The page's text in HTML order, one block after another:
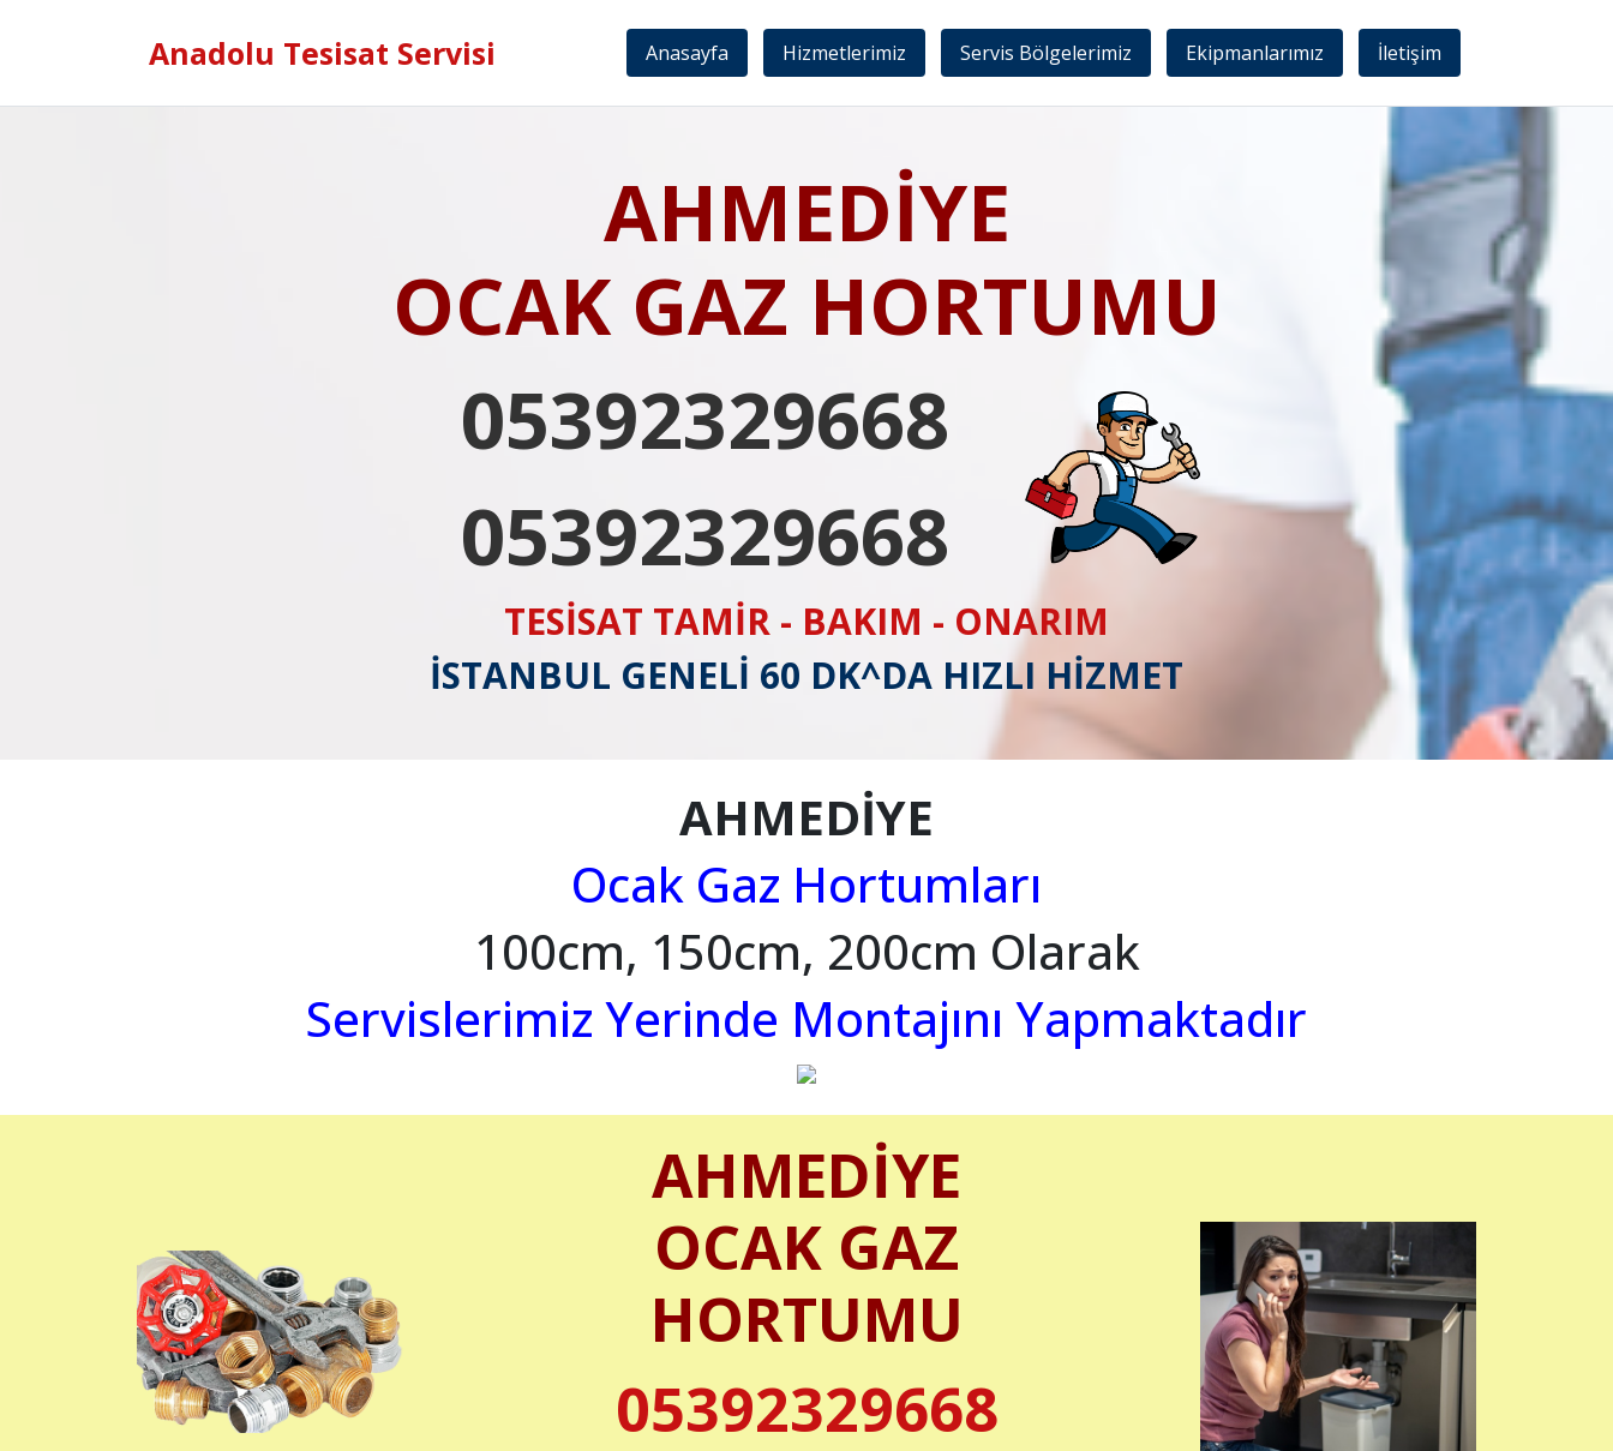
Anadolu Tesisat Servisi Anasayfa Hizmetlerimiz Servis Bölgelerimiz Ekipmanlarımız İletişim
AHMEDİYE
OCAK GAZ HORTUMU
05392329668
05392329668
TESİSAT TAMİR - BAKIM - ONARIM
İSTANBUL GENELİ 60 DK^DA HIZLI HİZMET
AHMEDİYE
Ocak Gaz Hortumları
100cm, 150cm, 200cm Olarak
Servislerimiz Yerinde Montajını Yapmaktadır
AHMEDİYE
OCAK GAZ
HORTUMU
05392329668